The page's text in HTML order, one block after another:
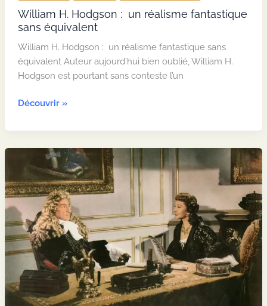
William H. Hodgson : un réalisme fantastique
sans équivalent
William H. Hodgson : un réalisme fantastique sans
équivalent Auteur aujourd’hui bien oublié, William H.
Hodgson est pourtant sans conteste l’un
William
Hodgson :
réalisme
fantastique
sans
équivalent
Découvrir »